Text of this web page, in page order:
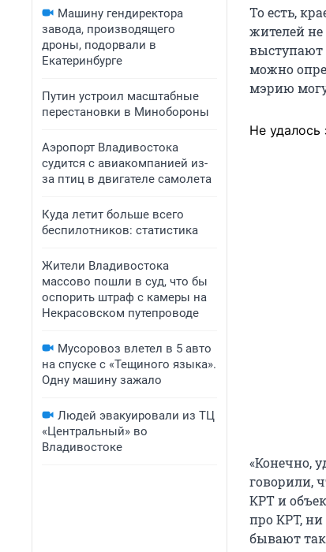
Машину гендиректора
завода, производящего
дроны, подорвали в
Екатеринбурге
Путин устроил масштабные
перестановки в Минобороны
Аэропорт Владивостока
судится с авиакомпанией из-
за птиц в двигателе самолета
Куда летит больше всего
беспилотников: статистика
Жители Владивостока
массово пошли в суд, что бы
оспорить штраф с камеры на
Некрасовском путепроводе
Мусоровоз влетел в 5 авто
на спуске с «Тещиного языка».
Одну машину зажало
Людей эвакуировали из ТЦ
«Центральный» во
Владивостоке
То есть,
жителей
выступают
можно
мэрию
Не удалось
«Конечно,
говорили,
КРТ и
про КРТ, ни
бывают